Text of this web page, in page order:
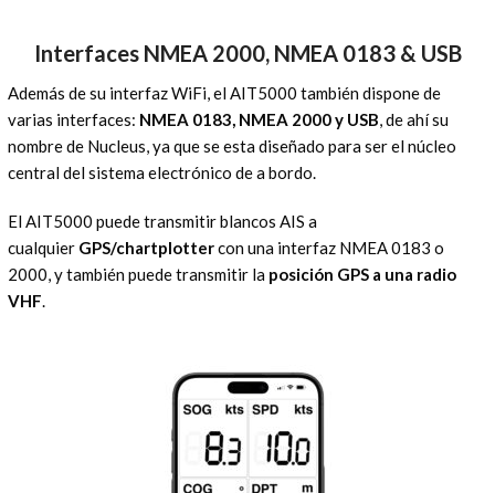
Interfaces NMEA 2000, NMEA 0183 & USB
Además de su interfaz WiFi, el AIT5000 también dispone de
varias interfaces: NMEA 0183, NMEA 2000 y USB, de ahí su
nombre de Nucleus, ya que se esta diseñado para ser el núcleo
central del sistema electrónico de a bordo.
El AIT5000 puede transmitir blancos AIS a
cualquier GPS/chartplottercon una interfaz NMEA 0183 o
2000, y también puede transmitir la posición GPS a una radio
VHF.